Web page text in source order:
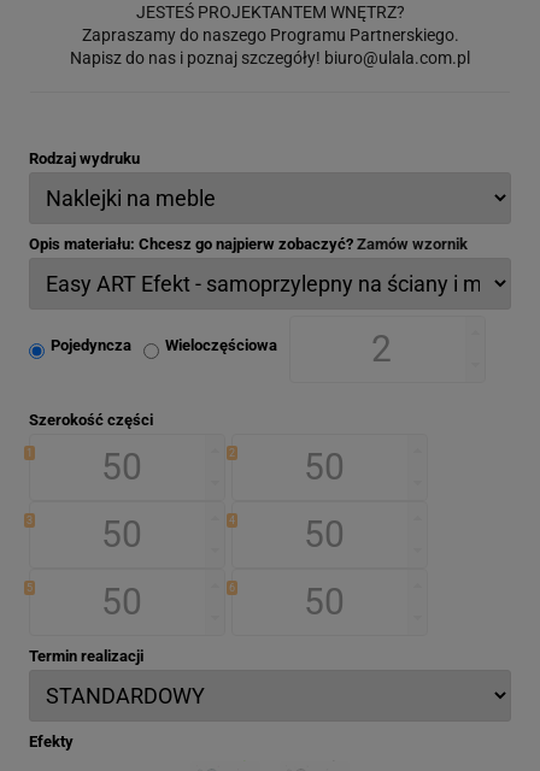
JESTEŚ PROJEKTANTEM WNĘTRZ?
Zapraszamy do naszego Programu Partnerskiego.
Napisz do nas i poznaj szczegóły! biuro@ulala.com.pl
Rodzaj wydruku
Opis materiału: Chcesz go najpierw zobaczyć? Zamów wzornik
Pojedyncza Wieloczęściowa
Szerokość części
1 2
3 4
5 6
Termin realizacji
Efekty